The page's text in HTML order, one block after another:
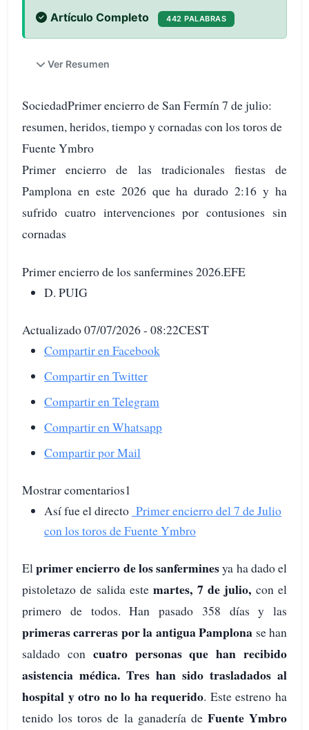
Artículo Completo 442 PALABRAS
Ver Resumen
SociedadPrimer encierro de San Fermín 7 de julio:
resumen, heridos, tiempo y cornadas con los toros de
Fuente Ymbro
Primer encierro de las tradicionales fiestas de
Pamplona en este 2026 que ha durado 2:16 y ha
sufrido cuatro intervenciones por contusiones sin
cornadas
Primer encierro de los sanfermines 2026.EFE
D. PUIG
Actualizado 07/07/2026 - 08:22CEST
Compartir en Facebook
Compartir en Twitter
Compartir en Telegram
Compartir en Whatsapp
Compartir por Mail
Mostrar comentarios1
Así fue el directo Primer encierro del 7 de Julio
con los toros de Fuente Ymbro
Elprimer encierro de los sanferminesya ha dado el
pistoletazo de salida estemartes, 7 de julio, con el
primero de todos. Han pasado 358 días y las
primeras carreras por la antigua Pamplona se han
saldado con cuatro personas que han recibido
asistencia médica. Tres han sido trasladados al
hospital y otro no lo ha requerido. Este estreno ha
tenido los toros de la ganadería de Fuente Ymbro